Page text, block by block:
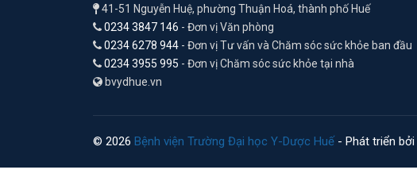
41-51 Nguyễn Huệ, phường Thuận Hoá, thành phố Huế
0234 3847 146 - Đơn vị Văn phòng
0234 6278 944 - Đơn vị Tư vấn và Chăm sóc sức khỏe ban đầu
0234 3955 995 - Đơn vị Chăm sóc sức khỏe tại nhà
bvydhue.vn
© 2026 Bệnh viện Trường Đại học Y-Dược Huế - Phát triển bởi